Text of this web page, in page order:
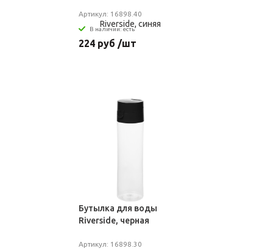
Артикул: 16898.40
В наличии: есть
224 руб /шт
Бутылка для воды
Riverside, черная
Артикул: 16898.30